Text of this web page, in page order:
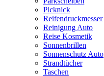
Picknick
Reifendruckmesser
Reinigung Auto
Reise Kosmetik
Sonnenbrillen
Sonnenschutz Auto
Strandtücher
Taschen